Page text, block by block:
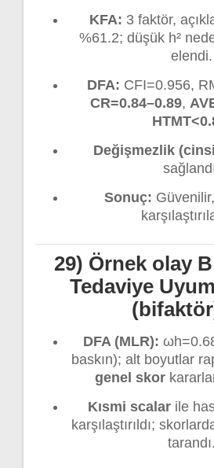
KFA: 3 faktör,
%61.2; düşük h²
elendi.
DFA: CFI=0.956,
CR=0.84–0.89,
Değişmezlik
Sonuç:
29) Örnek olay
Tedaviye
DFA (MLR):
baskın); alt boyutlar
genel skor
Kısmi scalar ile
karşılaştırıldı;
tarandı.